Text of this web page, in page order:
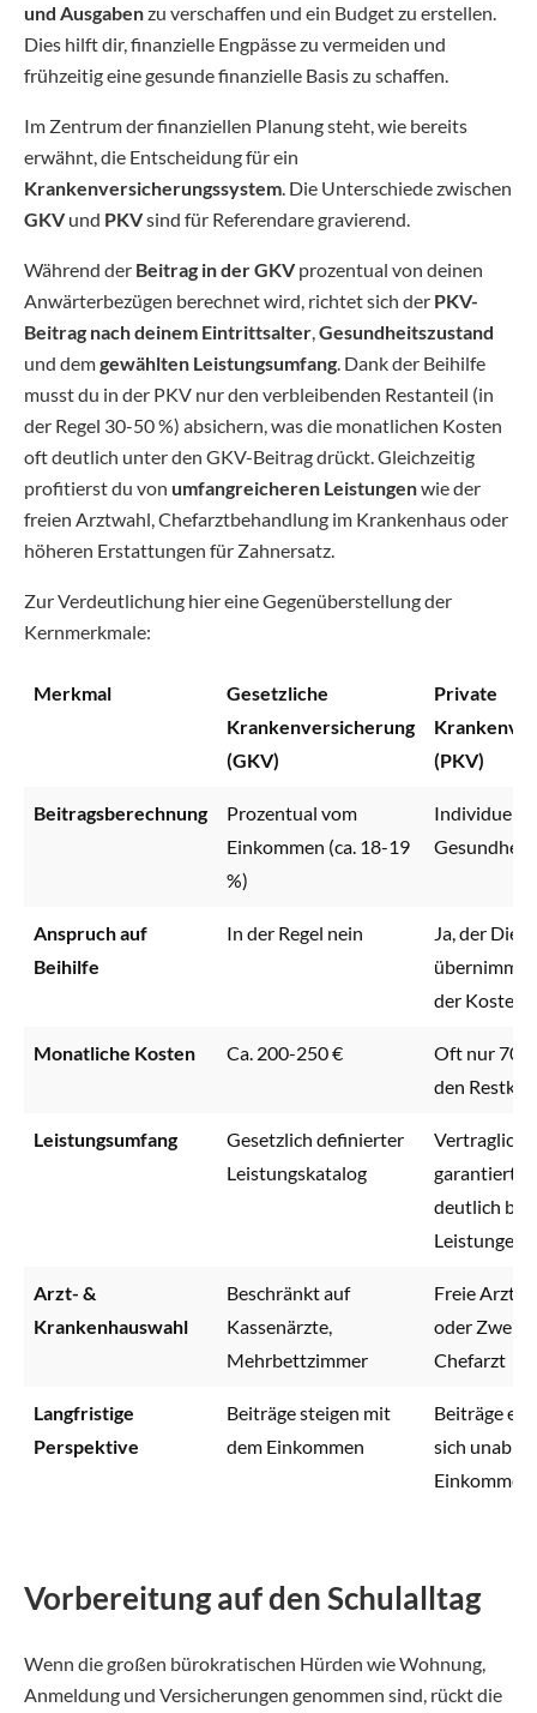
und Ausgabenzu verschaffen und ein Budget zu erstellen.
Dies hilft dir, finanzielle Engpässe zu vermeiden und
frühzeitig eine gesunde finanzielle Basis zu schaffen.
Im Zentrum der finanziellen Planung steht, wie bereits
erwähnt, die Entscheidung für ein
Krankenversicherungssystem. Die Unterschiede zwischen
GKVund PKVsind für Referendare gravierend.
Während der Beitrag in der GKVprozentual von deinen
Anwärterbezügen berechnet wird, richtet sich der PKV-
Beitrag nach deinem Eintrittsalter,Gesundheitszustand
und demgewählten Leistungsumfang. Dank der Beihilfe
musst du in der PKV nur den verbleibenden Restanteil (in
der Regel 30-50 %) absichern, was die monatlichen Kosten
oft deutlich unter den GKV-Beitrag drückt. Gleichzeitig
profitierst du von umfangreicheren Leistungenwie der
freien Arztwahl, Chefarztbehandlung im Krankenhaus oder
höheren Erstattungen für Zahnersatz.
Zur Verdeutlichung hier eine Gegenüberstellung der
Kernmerkmale:
Merkmal
Gesetzliche
Krankenversicherung
(GKV)
Private
(PKV)
Beitragsberechnung
Prozentual vom
Einkommen (ca. 18-19
%)
Individuell
Gesundheit
Anspruch auf
Beihilfe
In der Regel nein
Ja, der
übernimmt
der Kosten
Monatliche Kosten Ca. 200-250 €
Oft nur 70-
den
Leistungsumfang
Gesetzlich definierter
Leistungskatalog
Vertraglich
garantierte,
deutlich
Leistungen
Arzt- &
Krankenhauswahl
Beschränkt auf
Kassenärzte,
Mehrbettzimmer
Freie
oder
Chefarzt
Langfristige
Perspektive
Beiträge steigen mit
dem Einkommen
Beiträge
sich
Einkommen
Vorbereitung auf den Schulalltag
Wenn die großen bürokratischen Hürden wie Wohnung,
Anmeldung und Versicherungen genommen sind, rückt die